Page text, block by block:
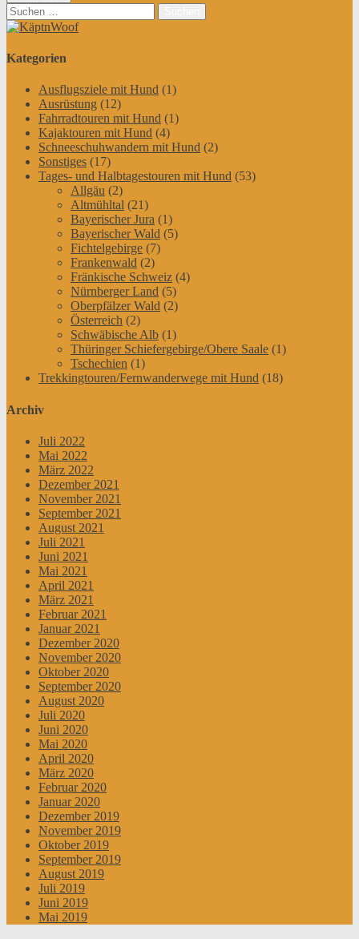
Suchen
nach:
Kategorien
Ausflugsziele mit Hund (1)
Ausrüstung (12)
Fahrradtouren mit Hund (1)
Kajaktouren mit Hund (4)
Schneeschuhwandern mit Hund (2)
Sonstiges (17)
Tages- und Halbtagestouren mit Hund (53)
Allgäu (2)
Altmühltal (21)
Bayerischer Jura (1)
Bayerischer Wald (5)
Fichtelgebirge (7)
Frankenwald (2)
Fränkische Schweiz (4)
Nürnberger Land (5)
Oberpfälzer Wald (2)
Österreich (2)
Schwäbische Alb (1)
Thüringer Schiefergebirge/Obere Saale (1)
Tschechien (1)
Trekkingtouren/Fernwanderwege mit Hund (18)
Archiv
Juli 2022
Mai 2022
März 2022
Dezember 2021
November 2021
September 2021
August 2021
Juli 2021
Juni 2021
Mai 2021
April 2021
März 2021
Februar 2021
Januar 2021
Dezember 2020
November 2020
Oktober 2020
September 2020
August 2020
Juli 2020
Juni 2020
Mai 2020
April 2020
März 2020
Februar 2020
Januar 2020
Dezember 2019
November 2019
Oktober 2019
September 2019
August 2019
Juli 2019
Juni 2019
Mai 2019